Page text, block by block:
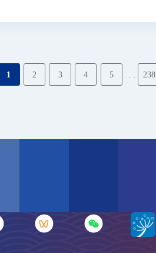
1 2 3 4 5 238